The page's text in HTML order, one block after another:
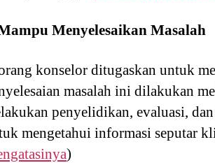
Menyelesaikan Masalah
konselor ditugaskan untuk
masalah ini dilakukan
penyelidikan, evaluasi,
mengetahui informasi seputar
)